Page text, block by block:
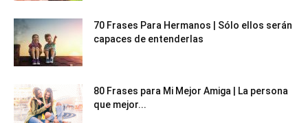
70 Frases Para Hermanos | Sólo ellos serán
capaces de entenderlas
80 Frases para Mi Mejor Amiga | La persona
que mejor...